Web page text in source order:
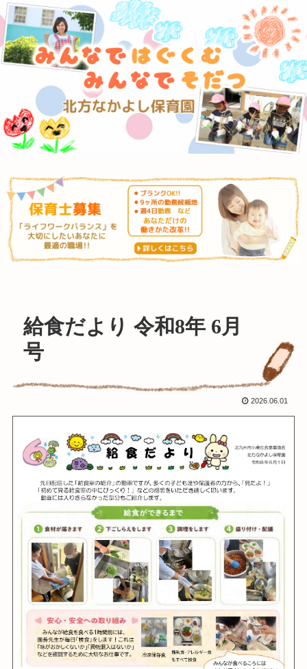
給食だより 令和8年 6月
号
2026.06.01